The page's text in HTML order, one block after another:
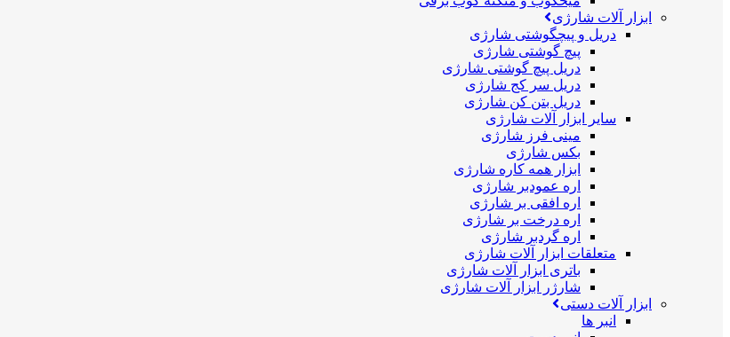
ابزار آلات شارژی
دریل و پیچگوشتی شارژی
پیچ گوشتی شارژی
دریل پیچ گوشتی شارژی
دریل سر کج شارژی
دریل بتن کن شارژی
سایر ابزار آلات شارژی
مینی فرز شارژی
بکس شارژی
ابزار همه کاره شارژی
اره عمودبر شارژی
اره افقی بر شارژی
اره درخت بر شارژی
اره گردبر شارژی
متعلقات ابزار آلات شارژی
باتری ابزار آلات شارژی
شارژر ابزار آلات شارژی
ابزار آلات دستی
انبر ها